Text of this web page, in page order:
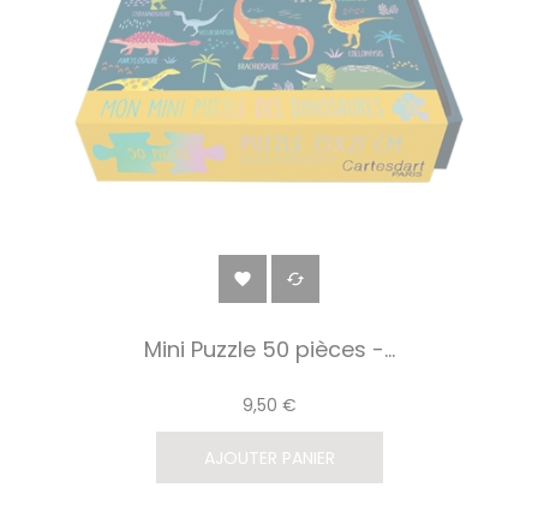
 
Mini Puzzle 50 pièces -...
9,50 €
AJOUTER PANIER